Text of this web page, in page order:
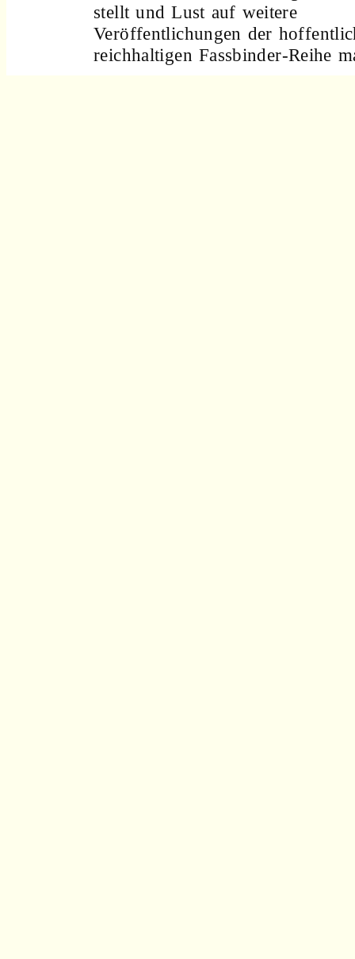
stellt und Lust auf weitere
Veröffentlichungen der
reichhaltigen Fassbinder-Reihe